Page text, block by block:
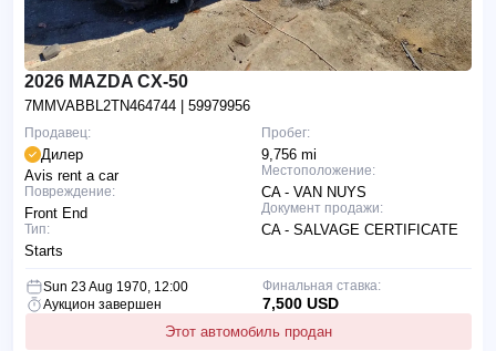
2026 MAZDA CX-50
7MMVABBL2TN464744 | 59979956
Пробег:
9,756 mi
Местоположение:
CA - VAN NUYS
Документ продажи:
CA - SALVAGE CERTIFICATE
Продавец:
Дилер
Avis rent a car
Повреждение:
Front End
Тип:
Starts
Sun 23 Aug 1970, 12:00
Аукцион завершен
Этот автомобиль продан
Финальная ставка:
7,500 USD